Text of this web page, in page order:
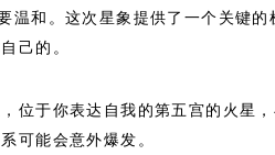
和。这次星象提供了一个关键的
己的。
位于你表达自我的第五宫的火星
可能会意外爆发。